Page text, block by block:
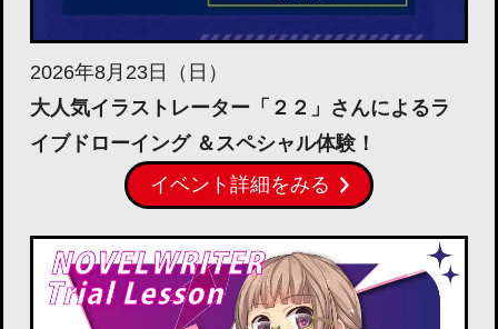
2026年8月23日（日）
大人気イラストレーター「２２」さんによるラ
イブドローイング ＆スペシャル体験！
イベント詳細をみる